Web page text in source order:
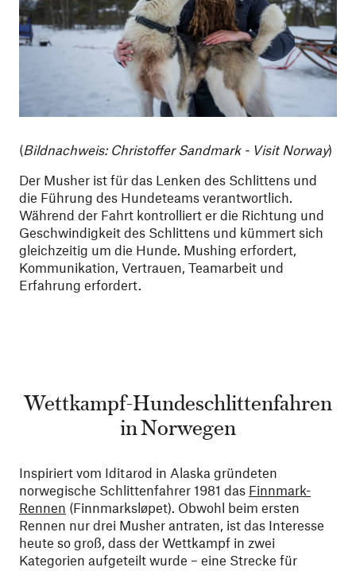
(Bildnachweis: Christoffer Sandmark - Visit Norway)
Der Musher ist für das Lenken des Schlittens und
die Führung des Hundeteams verantwortlich.
Während der Fahrt kontrolliert er die Richtung und
Geschwindigkeit des Schlittens und kümmert sich
gleichzeitig um die Hunde. Mushing erfordert,
Kommunikation, Vertrauen, Teamarbeit und
Erfahrung erfordert.
Wettkampf-Hundeschlittenfahren
in Norwegen
Inspiriert vom Iditarod in Alaska gründeten
norwegische Schlittenfahrer 1981 das Finnmark-
Rennen (Finnmarksløpet). Obwohl beim ersten
Rennen nur drei Musher antraten, ist das Interesse
heute so groß, dass der Wettkampf in zwei
Kategorien aufgeteilt wurde – eine Strecke für